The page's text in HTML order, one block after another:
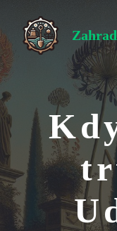
obsah